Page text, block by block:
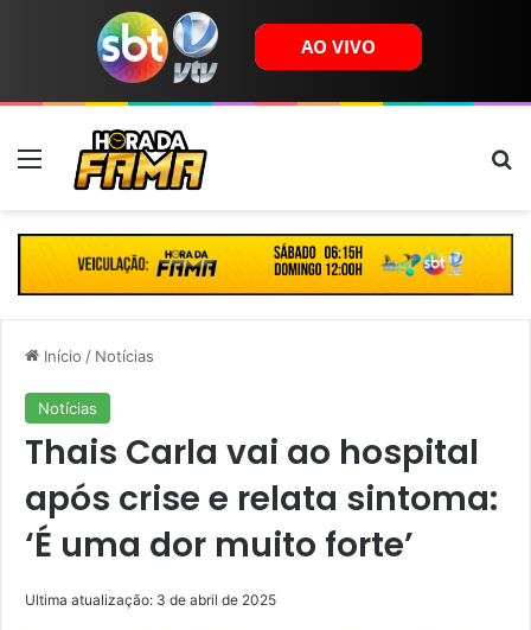
Menu
Início / Notícias
Notícias
Thais Carla vai ao hospital
após crise e relata sintoma:
‘É uma dor muito forte’
Ultima atualização: 3 de abril de 2025